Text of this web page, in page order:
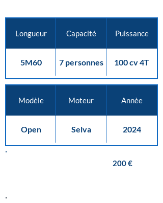
Longueur Capacité Puissance
5M60 7 personnes 100 cv 4T
Modèle Moteur Annèe
Open Selva 2024
200 €